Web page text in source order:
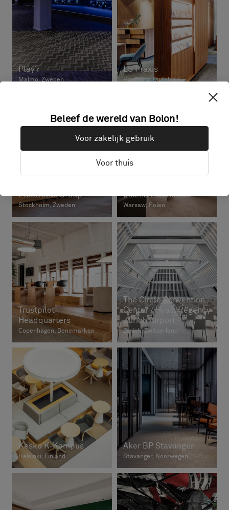
Play´r
Malmö, Zweden
LS Praxis
Hamburg, Duitsland
Electrolux Group
Stockholm, Zweden
Można Zwariować
Warsaw, Polen
Trustpilot
Headquarters
Copenhagen, Denemarken
The Circle Convention
Center / Hyatt Regency
Zurich Airport
Zurich, Zwitserland
Kesko K-Kampus
Helsinki, Finland
Aker BP Stavanger
Stavanger, Noorwegen
Beleef de wereld van Bolon!
Voor zakelijk gebruik
Voor thuis